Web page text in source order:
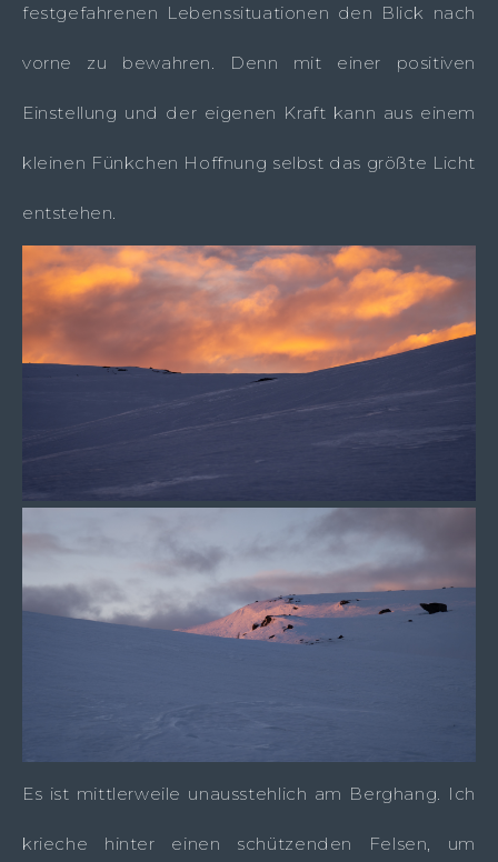
festgefahrenen Lebenssituationen den Blick nach
vorne zu bewahren. Denn mit einer positiven
Einstellung und der eigenen Kraft kann aus einem
kleinen Fünkchen Hoffnung selbst das größte Licht
entstehen.
Es ist mittlerweile unausstehlich am Berghang. Ich
krieche hinter einen schützenden Felsen, um